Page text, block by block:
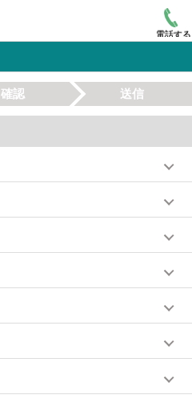
電話する
確認 送信